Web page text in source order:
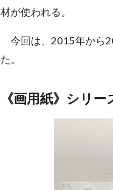
材が使われる。
今回は、2015年から
た。
《画用紙》シリー